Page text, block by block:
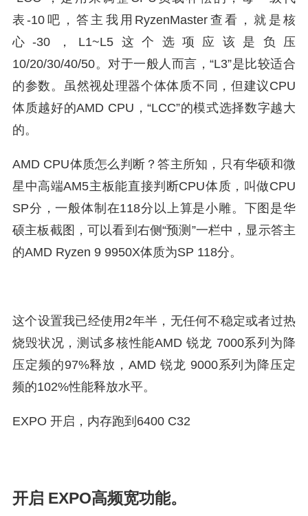
表-10吧，答主我用RyzenMaster查看，就是核
心-30，L1~L5这个选项应该是负压
10/20/30/40/50。对于一般人而言，“L3”是比较适合
的参数。虽然视处理器个体体质不同，但建议CPU
体质越好的AMD CPU，“LCC”的模式选择数字越大
的。
AMD CPU体质怎么判断？答主所知，只有华硕和微
星中高端AM5主板能直接判断CPU体质，叫做CPU
SP分，一般体制在118分以上算是小雕。下图是华
硕主板截图，可以看到右侧“预测”一栏中，显示答主
的AMD Ryzen 9 9950X体质为SP 118分。
这个设置我已经使用2年半，无任何不稳定或者过热
烧毁状况，测试多核性能AMD 锐龙 7000系列为降
压定频的97%释放，AMD 锐龙 9000系列为降压定
频的102%性能释放水平。
EXPO 开启，内存跑到6400 C32
开启 EXPO高频宽功能。